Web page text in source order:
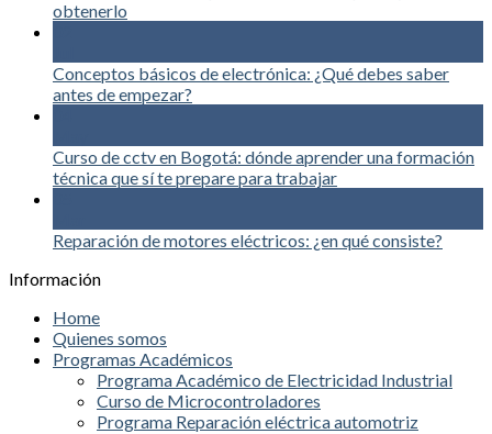
obtenerlo
Conceptos básicos de electrónica: ¿Qué debes saber
antes de empezar?
Curso de cctv en Bogotá: dónde aprender una formación
técnica que sí te prepare para trabajar
Reparación de motores eléctricos: ¿en qué consiste?
Información
Home
Quienes somos
Programas Académicos
Programa Académico de Electricidad Industrial
Curso de Microcontroladores
Programa Reparación eléctrica automotriz